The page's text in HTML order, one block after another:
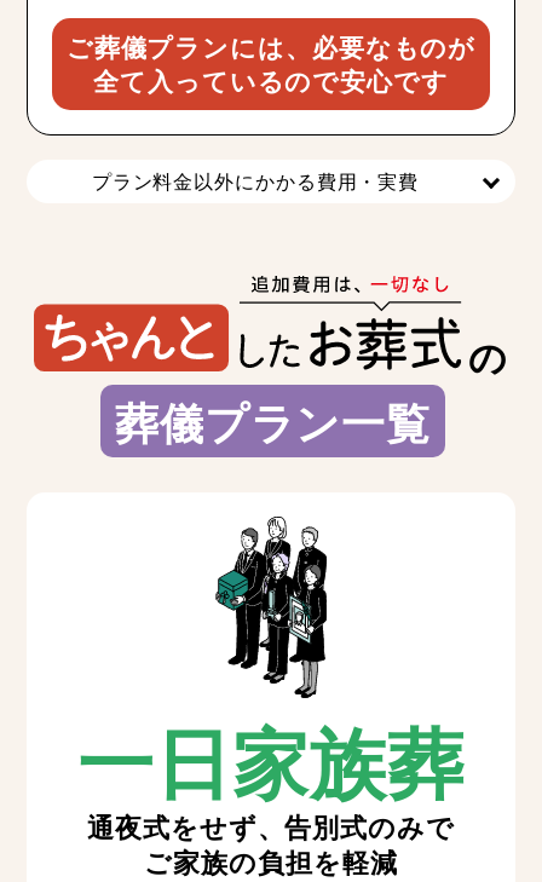
ご葬儀プランには、必要なものが
全て入っているので安心です
プラン料金以外にかかる費用・実費
の
葬儀プラン一覧
一日家族葬
通夜式をせず、告別式のみで
ご家族の負担を軽減